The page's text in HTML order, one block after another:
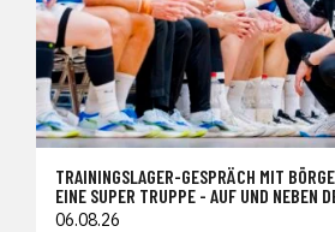
TRAININGSLAGER-GESPRÄCH MIT
EINE SUPER TRUPPE - AUF UND NEBEN
06.08.26